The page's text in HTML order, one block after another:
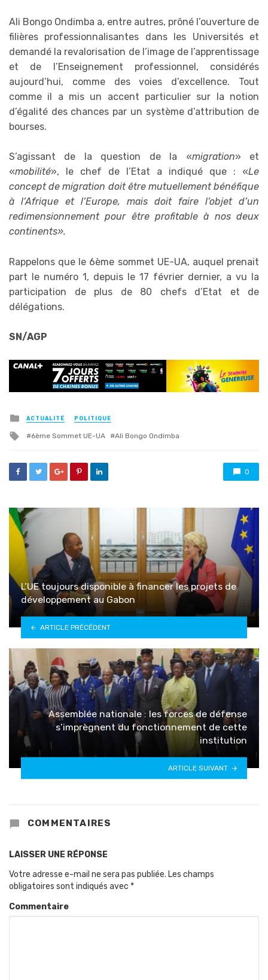
Ali Bongo Ondimba a, entre autres, prôné l’ouverture de
filières professionnalisantes dans les Universités et
demandé la revalorisation de l’image de l’apprentissage
et de l’Enseignement professionnel, considérés
aujourd’hui, comme des voies d’excellence. Tout
comme il a mis un accent particulier sur la notion
d’égalité des chances par un système d’attribution de
bourses.
S’agissant de la question de la «migration» et
«mobilité», le chef de l’Etat a indiqué que : «Le
concept de migration doit être mutuellement bénéfique
à l’Afrique et l’Europe, mais doit faire l’objet d’un
redimensionnement pour être profitable à nos deux
continents».
Rappelons que le 6ème sommet UE-UA, auquel prenait
part le numéro 1, depuis le 17 février dernier, a vu la
participation de plus de 80 chefs d’Etat et de
délégations.
SN/AGP
Posted
in
ACTUALITÉ POLITIQUE
Tagged
6ème Sommet UE-UA Ali Bongo Ondimba
0
L’UE toujours disponible à financer les projets de
développement au Gabon
ARTICLE PRÉCÉDENT
Assemblée nationale : les forces de défense
s’imprègnent du fonctionnement de cette
institution
ARTICLE SUIVANT
COMMENTAIRES
LAISSER UNE RÉPONSE
Votre adresse e-mail ne sera pas publiée. Les champs
obligatoires sont indiqués avec *
Commentaire